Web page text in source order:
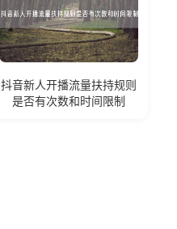
抖音新人开播流量扶持规则
是否有次数和时间限制